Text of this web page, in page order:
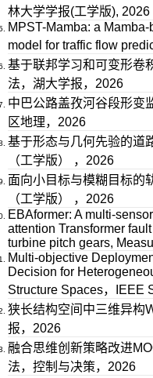
林大学学报(工学版), 2026
MPST-Mamba: a
model for traffic flow
基于联邦学习和可变形卷
法，湖大学报，2026
中巴公路盖孜河谷段形变
区地理，2026
基于形态与几何先验的道
（工学版） ，2026
面向小目标与模糊目标的
（工学版） ，2026
EBAformer: A multi-
attention Transformer
turbine pitch gears,
Multi-objective
Decision for
Structure Spaces，IEEE
狭长结构空间中三维异构
报，2026
融合思维创新策略改进
法，控制与决策，2026